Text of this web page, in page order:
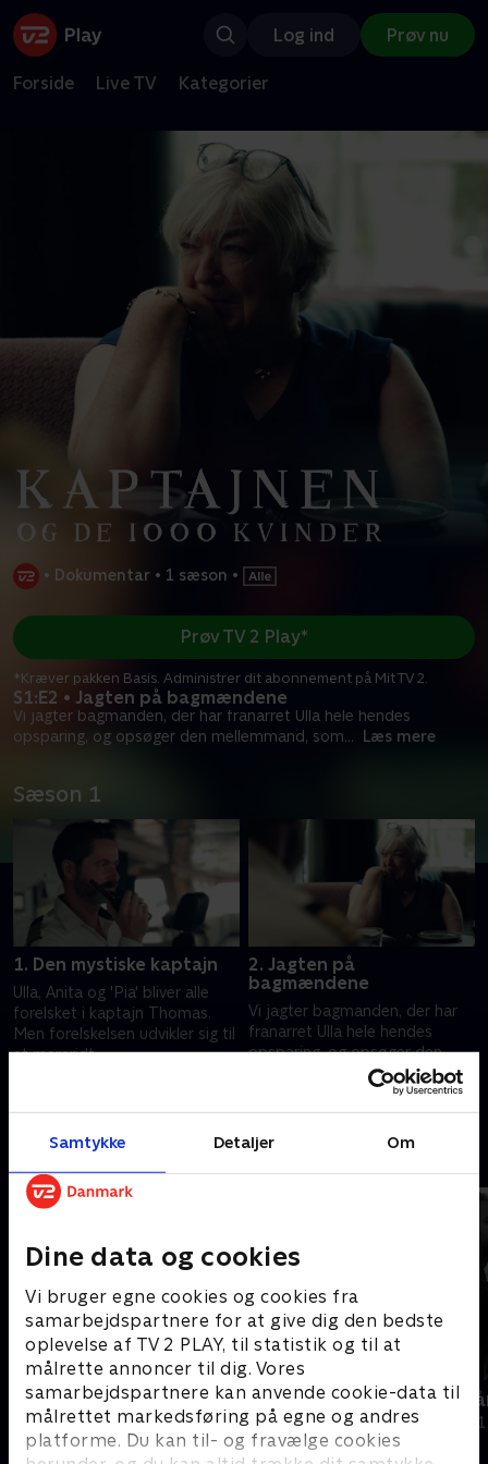
Samtykke Detaljer Om
Dine data og cookies
Vi bruger egne cookies og cookies fra
samarbejdspartnere for at give dig den bedste
oplevelse af TV 2 PLAY, til statistik og til at
målrette annoncer til dig. Vores
samarbejdspartnere kan anvende cookie-data til
målrettet markedsføring på egne og andres
platforme. Du kan til- og fravælge cookies
Log ind Prøv nu
Forside Live TV Kategorier
• Dokumentar • 1 sæson •
S1:E2 • Jagten på bagmændene
Vi jagter bagmanden, der har franarret Ulla hele hendes
opsparing, og opsøger den mellemmand, som... Læs mere
Prøv TV 2 Play*
*Kræver pakken Basis. Administrer dit abonnement på Mit TV 2.
Sæson 1
1. Den mystiske kaptajn
Ulla, Anita og 'Pia' bliver alle
forelsket i kaptajn Thomas.
Men forelskelsen udvikler sig til
et mareridt
2. Jagten på
bagmændene
Vi jagter bagmanden, der har
franarret Ulla hele hendes
opsparing, og opsøger den
mellemmand, som Susan har
Andre så også
Opråb fra sygehuset
Dokumentar • 1 sæsoner
Min kone
Dokumentar •